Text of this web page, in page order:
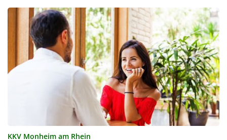
KKV Monheim am Rhein